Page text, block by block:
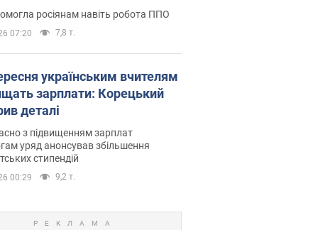
росіянам навіть робота ППО
07:20 7,8 т.
українським вчителям
зарплати: Корецький
деталі
з підвищенням зарплат
уряд анонсував збільшення
стипендій
00:29 9,2 т.